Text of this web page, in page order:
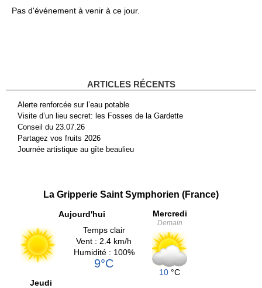
Pas d'événement à venir à ce jour.
ARTICLES RÉCENTS
Alerte renforcée sur l’eau potable
Visite d’un lieu secret: les Fosses de la Gardette
Conseil du 23.07.26
Partagez vos fruits 2026
Journée artistique au gîte beaulieu
La Gripperie Saint Symphorien (France)
Aujourd'hui
Temps clair
Vent : 2.4 km/h
Humidité : 100%
9°C
Mercredi
Demain
10 °C
Jeudi